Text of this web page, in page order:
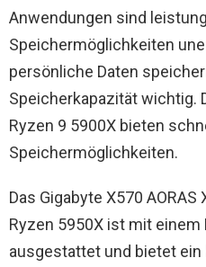
Anwendungen sind
Speichermöglichkeiten
persönliche Daten
Speicherkapazität wichtig.
Ryzen 9 5900X bieten
Speichermöglichkeiten.
Das Gigabyte X570
Ryzen 5950X ist mit
ausgestattet und bietet ein